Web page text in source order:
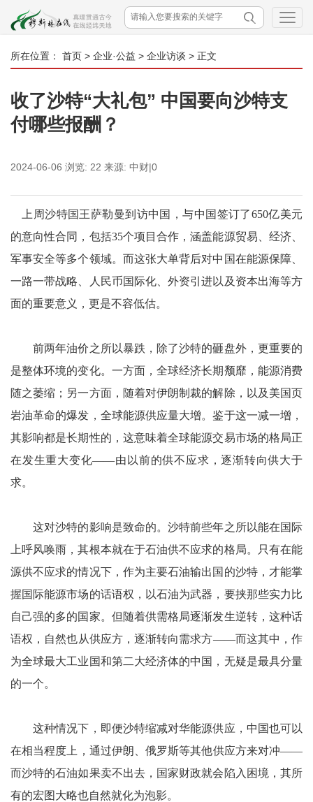
所在位置： 首页 > 企业·公益 > 企业访谈 > 正文
收了沙特“大礼包” 中国要向沙特支
付哪些报酬？
2024-06-06 浏览: 22 来源: 中财|0
上周沙特国王萨勒曼到访中国，与中国签订了650亿美元
的意向性合同，包括35个项目合作，涵盖能源贸易、经济、
军事安全等多个领域。而这张大单背后对中国在能源保障、
一路一带战略、人民币国际化、外资引进以及资本出海等方
面的重要意义，更是不容低估。
前两年油价之所以暴跌，除了沙特的砸盘外，更重要的
是整体环境的变化。一方面，全球经济长期颓靡，能源消费
随之萎缩；另一方面，随着对伊朗制裁的解除，以及美国页
岩油革命的爆发，全球能源供应量大增。鉴于这一减一增，
其影响都是长期性的，这意味着全球能源交易市场的格局正
在发生重大变化——由以前的供不应求，逐渐转向供大于
求。
这对沙特的影响是致命的。沙特前些年之所以能在国际
上呼风唤雨，其根本就在于石油供不应求的格局。只有在能
源供不应求的情况下，作为主要石油输出国的沙特，才能掌
握国际能源市场的话语权，以石油为武器，要挟那些实力比
自己强的多的国家。但随着供需格局逐渐发生逆转，这种话
语权，自然也从供应方，逐渐转向需求方——而这其中，作
为全球最大工业国和第二大经济体的中国，无疑是最具分量
的一个。
这种情况下，即便沙特缩减对华能源供应，中国也可以
在相当程度上，通过伊朗、俄罗斯等其他供应方来对冲——
而沙特的石油如果卖不出去，国家财政就会陷入困境，其所
有的宏图大略也自然就化为泡影。